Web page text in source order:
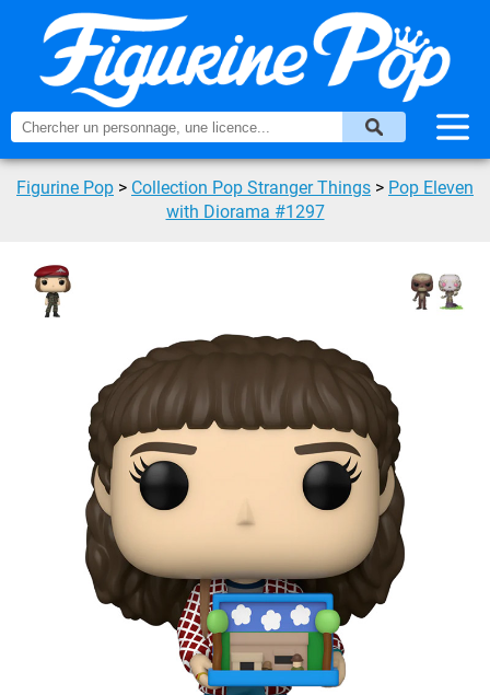
Figurine Pop > Collection Pop Stranger Things > Pop Eleven
with Diorama #1297